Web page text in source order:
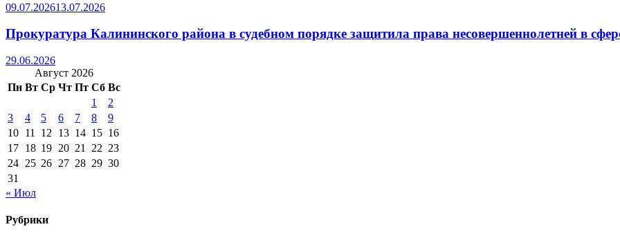
09.07.202613.07.2026
Прокуратура Калининского района в судебном порядке защитила права несовершеннолетней в
29.06.2026
Август 2026
Пн Вт Ср Чт Пт Сб Вс
1
2
3
4 5 6 7 8
9
10 11 12 13 14 15 16
17 18 19 20 21 22 23
24 25 26 27 28 29 30
31
« Июл
Рубрики